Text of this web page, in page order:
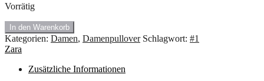
Vorrätig
#1.456
Cardigan
von
Größe:
In den Warenkorb
Kategorien: Damen, Damenpullover Schlagwort: #1
Zara
Zusätzliche Informationen